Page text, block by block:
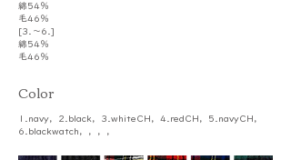
綿54％
毛46％
[3.～6.]
綿54％
毛46％
Color
1.navy，2.black，3.whiteCH，4.redCH，5.navyCH，
6.blackwatch，，，，